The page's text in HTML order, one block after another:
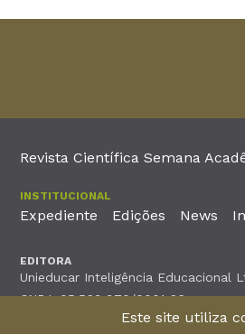
Revista Científica Semana
INSTITUCIONAL
Expediente Edições News
EDITORA
Unieducar Inteligência Educacional
CNPJ: 05.569.970/0001-26
Este site utiliza